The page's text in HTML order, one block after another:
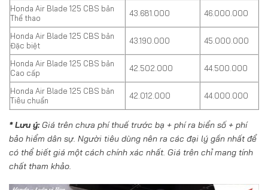
Honda Air Blade 125 CBS bản
Thể thao
43.681.000 46.000.000
Honda Air Blade 125 CBS bản
Đặc biệt
43.190.000 45.000.000
Honda Air Blade 125 CBS bản
Cao cấp
42.502.000 44.500.000
Honda Air Blade 125 CBS bản
Tiêu chuẩn
42.012.000 44.000.000
* Lưu ý:Giá trên chưa phí thuế trước bạ + phí ra biển số + phí
bảo hiểm dân sự. Người tiêu dùng nên ra các đại lý gần nhất để
có thể biết giá một cách chính xác nhất. Giá trên chỉ mang tính
chất tham khảo.